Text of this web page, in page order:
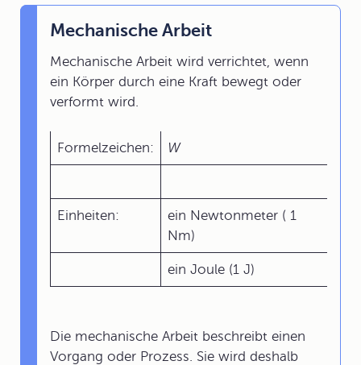
Mechanische Arbeit
Mechanische Arbeit wird verrichtet, wenn
ein Körper durch eine Kraft bewegt oder
verformt wird.
Formelzeichen: W
Einheiten:
ein Newtonmeter ( 1
Nm)
ein Joule (1 J)
Die mechanische Arbeit beschreibt einen
Vorgang oder Prozess. Sie wird deshalb